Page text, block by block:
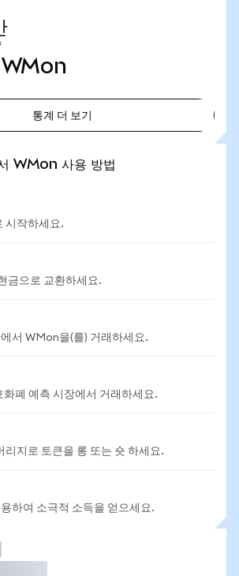
WMon
통계 더 보기
WMon 사용 방법
시작하세요.
금으로 교환하세요.
서 WMon을(를) 거래하세요.
폐 예측 시장에서 거래하세요.
리지로 토큰을 롱 또는 숏 하세요.
하여 소극적 소득을 얻으세요.